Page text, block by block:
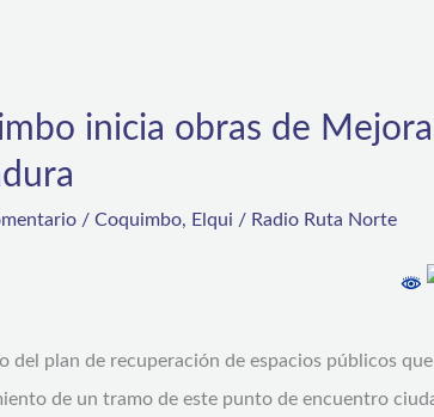
inicia obras de
/ Coquimbo, Elqui / Radio Ruta Norte
del plan de recuperación de espacios públicos
de un tramo de este punto de encuentro